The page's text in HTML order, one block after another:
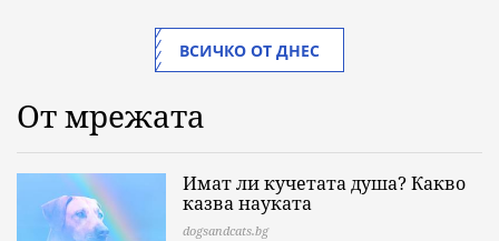
ВСИЧКО ОТ ДНЕС
От мрежата
Имат ли кучетата душа? Какво
казва науката
dogsandcats.bg